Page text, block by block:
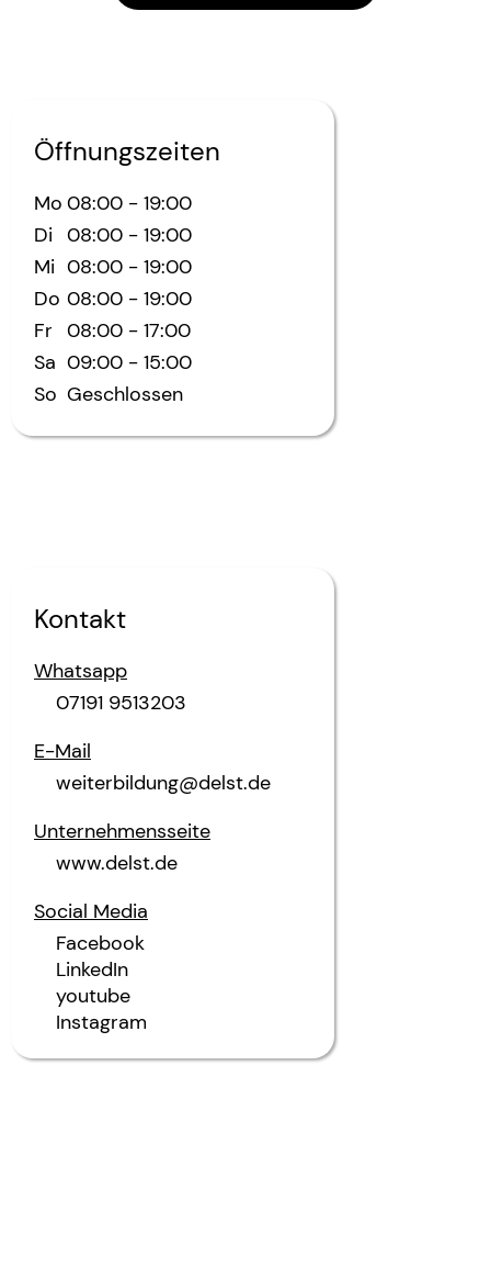
Öffnungszeiten
Mo 08:00 - 19:00
Di 08:00 - 19:00
Mi 08:00 - 19:00
Do 08:00 - 19:00
Fr 08:00 - 17:00
Sa 09:00 - 15:00
So Geschlossen
Kontakt
Whatsapp
07191 9513203
E-Mail
weiterbildung@delst.de
Unternehmensseite
www.delst.de
Social Media
Facebook
LinkedIn
youtube
Instagram